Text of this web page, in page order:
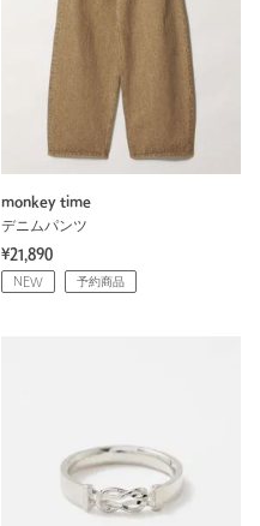
monkey time
デニムパンツ
¥21,890
NEW 予約商品